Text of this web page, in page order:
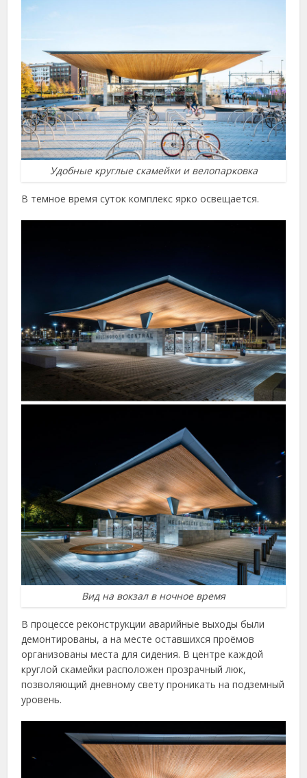
Удобные круглые скамейки и велопарковка
В темное время суток комплекс ярко освещается.
Вид на вокзал в ночное время
В процессе реконструкции аварийные выходы были
демонтированы, а на месте оставшихся проёмов
организованы места для сидения. В центре каждой
круглой скамейки расположен прозрачный люк,
позволяющий дневному свету проникать на подземный
уровень.